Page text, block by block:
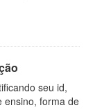
seu id,
ensino, forma de